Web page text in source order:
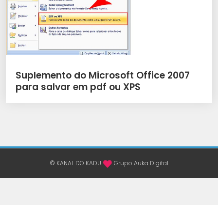
Suplemento do Microsoft Office 2007
para salvar em pdf ou XPS
© KANAL DO KADU Grupo Auka Digital